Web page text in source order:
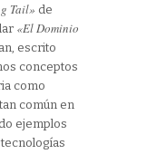
Tail» de
«El Dominio
escrito
conceptos
como
común en
ejemplos